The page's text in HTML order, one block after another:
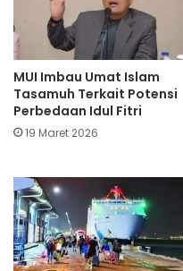
MUI Imbau Umat Islam
Tasamuh Terkait Potensi
Perbedaan Idul Fitri
19 Maret 2026